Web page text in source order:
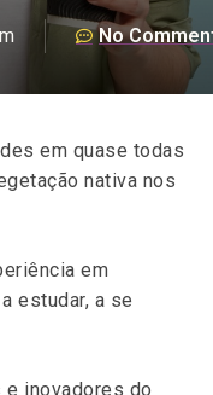
No
em quase todas
nativa nos
em
estudar, a se
inovadores do